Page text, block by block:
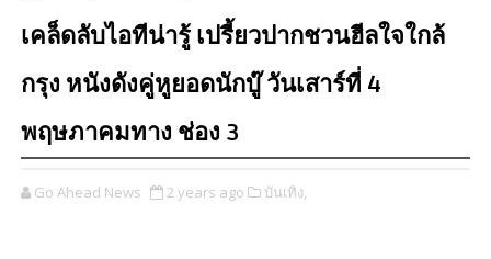
เคล็ดลับไอทีน่ารู้ เปรี้ยวปากชวนฮีลใจใกล้
กรุง หนังดังคู่หูยอดนักบู๊ วันเสาร์ที่ 4
พฤษภาคมทาง ช่อง 3
Go Ahead News 2 years ago บันเทิง,